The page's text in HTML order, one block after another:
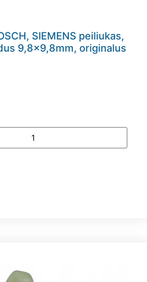
SIEMENS peiliukas,
9,8×9,8mm, originalus